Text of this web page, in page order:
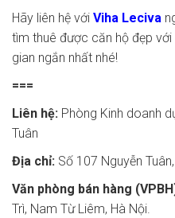
Hãy liên hệ với Viha Leciva
tìm thuê được căn hộ đẹp
gian ngắn nhất nhé!
===
Liên hệ: Phòng Kinh doanh
Tuân
Địa chỉ: Số 107 Nguyễn
Văn phòng bán hàng
Trì, Nam Từ Liêm, Hà Nội.